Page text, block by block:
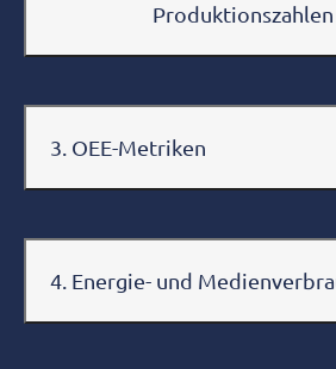
Produktionszahlen
3. OEE-Metriken
4. Energie- und